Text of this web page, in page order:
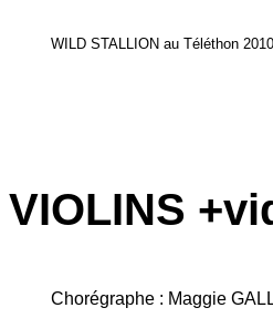
WILD STALLION au Téléthon
Chorégraphe : Maggie